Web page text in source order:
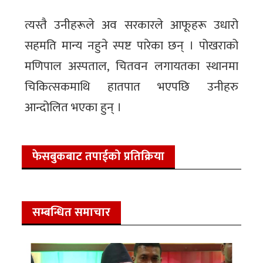
त्यस्तै उनीहरूले अव सरकारले आफूहरू उधारो
सहमति मान्य नहुने स्पष्ट पारेका छन् । पोखराको
मणिपाल अस्पताल, चितवन लगायतका स्थानमा
चिकित्सकमाथि हातपात भएपछि उनीहरु
आन्दोलित भएका हुन् ।
फेसबुकबाट तपाईको प्रतिक्रिया
सम्बन्धित समाचार